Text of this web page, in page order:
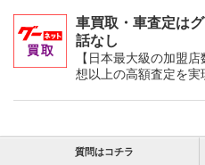
車買取・車査定は
話なし
【日本最大級の加盟
想以上の高額査定を実
質問はコチラ